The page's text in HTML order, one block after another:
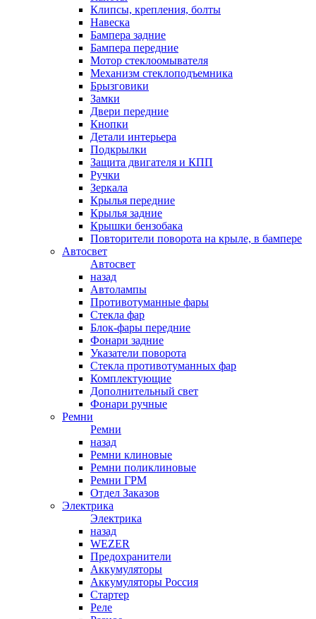
Клипсы, крепления, болты
Навеска
Бампера задние
Бампера передние
Мотор стеклоомывателя
Механизм стеклоподъемника
Брызговики
Замки
Двери передние
Кнопки
Детали интерьера
Подкрылки
Защита двигателя и КПП
Ручки
Зеркала
Крылья передние
Крылья задние
Крышки бензобака
Повторители поворота на крыле, в бампере
Автосвет
Автосвет
назад
Автолампы
Противотуманные фары
Стекла фар
Блок-фары передние
Фонари задние
Указатели поворота
Стекла противотуманных фар
Комплектующие
Дополнительный свет
Фонари ручные
Ремни
Ремни
назад
Ремни клиновые
Ремни поликлиновые
Ремни ГРМ
Отдел Заказов
Электрика
Электрика
назад
WEZER
Предохранители
Аккумуляторы
Аккумуляторы Россия
Стартер
Реле